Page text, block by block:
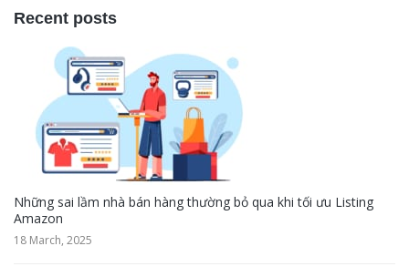
Recent posts
Những sai lầm nhà bán hàng thường bỏ qua khi tối ưu Listing
Amazon
18 March, 2025